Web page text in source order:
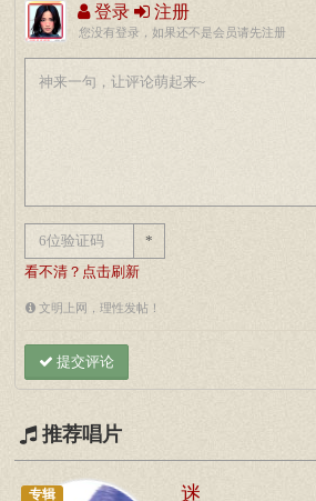
登录 注册
您没有登录，如果还不是会员请先注册
*
看不清？点击刷新
文明上网，理性发帖！
提交评论
推荐唱片
专辑 迷